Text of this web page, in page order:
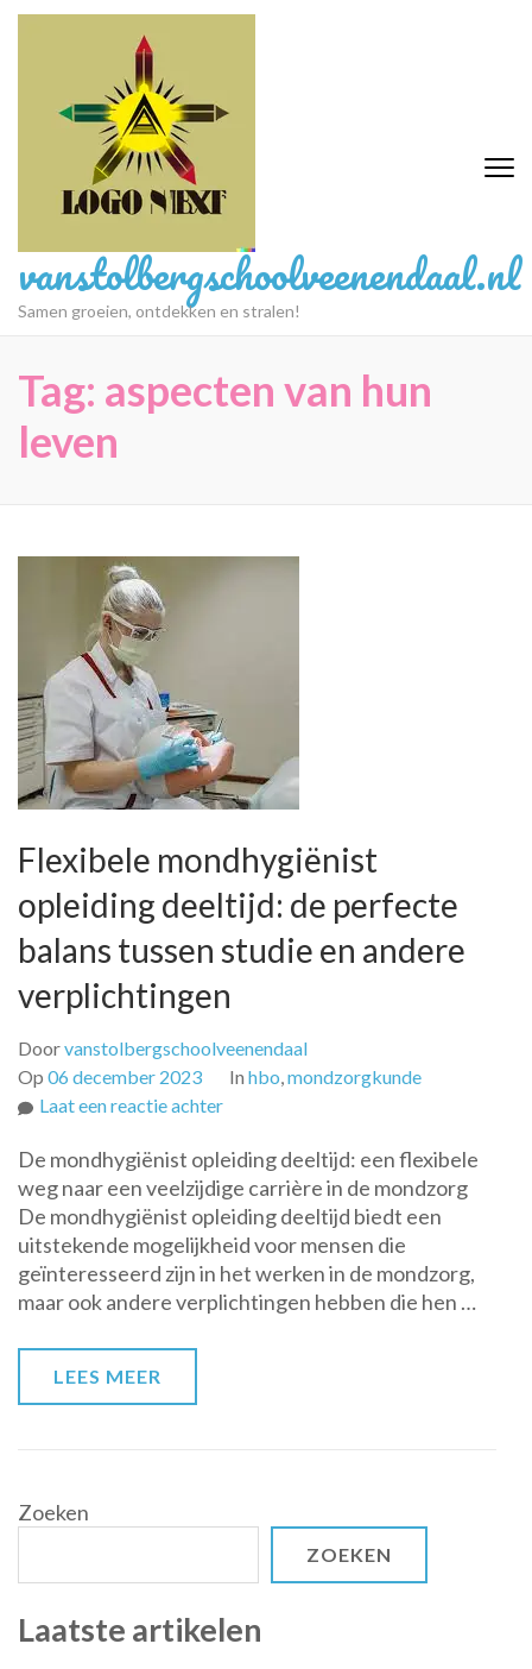
Ga
vanstolbergschoolveenendaal.nl
Samen groeien, ontdekken en stralen!
Tag: aspecten van hun
leven
Flexibele mondhygiënist
opleiding deeltijd: de perfecte
balans tussen studie en andere
verplichtingen
Doorvanstolbergschoolveenendaal
Op 06 december 2023 In hbo,mondzorgkunde
Laat een reactie achterop
mondhygiënist
opleiding
deeltijd:
de
perfecte
balans
De mondhygiënist opleiding deeltijd: een flexibele
weg naar een veelzijdige carrière in de mondzorg
De mondhygiënist opleiding deeltijd biedt een
uitstekende mogelijkheid voor mensen die
geïnteresseerd zijn in het werken in de mondzorg,
maar ook andere verplichtingen hebben die hen …
LEES MEER
Zoeken
ZOEKEN
Laatste artikelen